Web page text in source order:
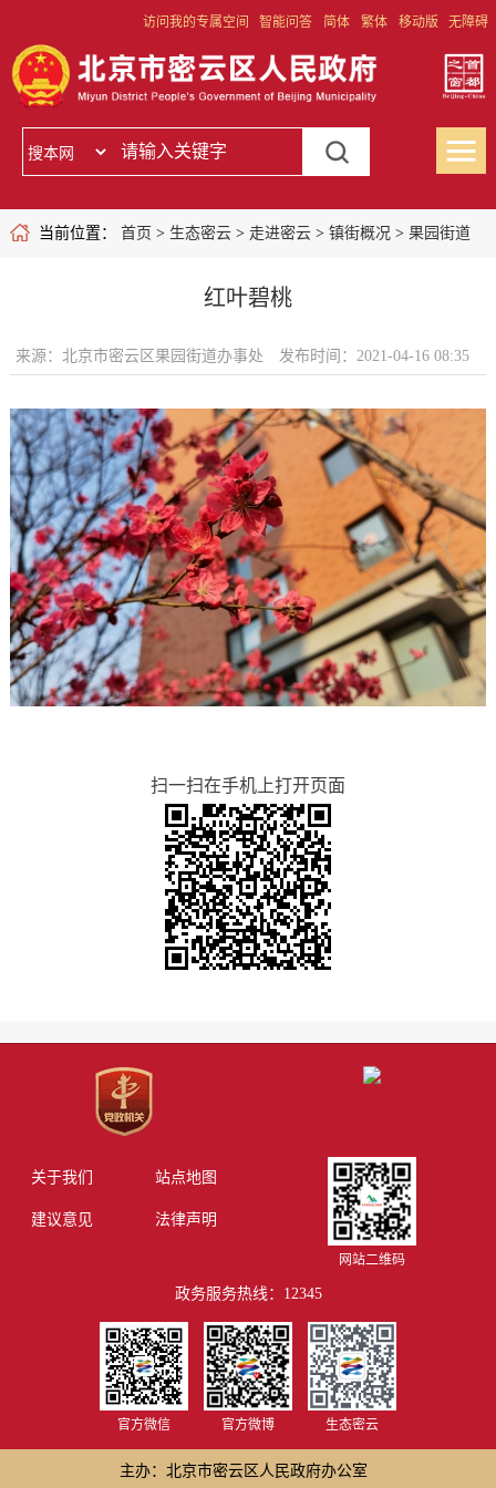
访问我的专属空间 智能问答 简体 繁体 移动版 无障碍
当前位置： 首页 > 生态密云> 走进密云> 镇街概况 > 果园街道
红叶碧桃
来源：北京市密云区果园街道办事处 发布时间：2021-04-16 08:35
扫一扫在手机上打开页面
关于我们 站点地图
建议意见 法律声明
网站二维码
政务服务热线：12345
官方微信 官方微博 生态密云
主办：北京市密云区人民政府办公室